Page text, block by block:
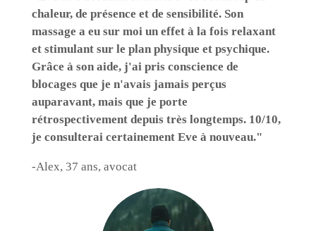
chaleur, de présence et de sensibilité. Son
massage a eu sur moi un effet à la fois relaxant
et stimulant sur le plan physique et psychique.
Grâce à son aide, j'ai pris conscience de
blocages que je n'avais jamais perçus
auparavant, mais que je porte
rétrospectivement depuis très longtemps. 10/10,
je consulterai certainement Eve à nouveau."
-Alex, 37 ans, avocat